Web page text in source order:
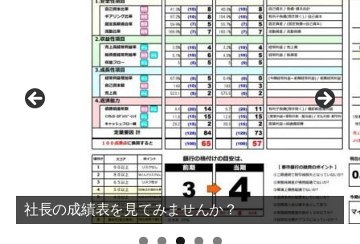
社長の成績表を見てみませんか？
共に成長を目指すビジネスパートナー募集中！